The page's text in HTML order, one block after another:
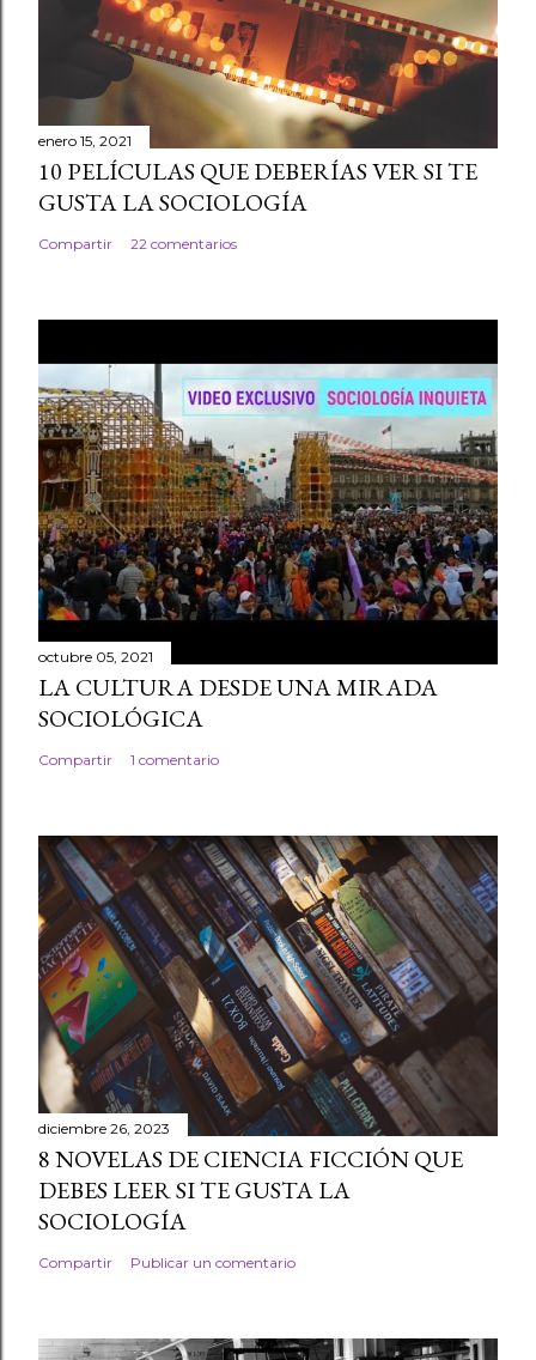
enero 15, 2021
10 PELÍCULAS QUE DEBERÍAS VER SI TE
GUSTA LA SOCIOLOGÍA
Compartir 22 comentarios
octubre 05, 2021
LA CULTURA DESDE UNA MIRADA
SOCIOLÓGICA
Compartir 1 comentario
diciembre 26, 2023
8 NOVELAS DE CIENCIA FICCIÓN QUE
DEBES LEER SI TE GUSTA LA
SOCIOLOGÍA
Compartir Publicar un comentario